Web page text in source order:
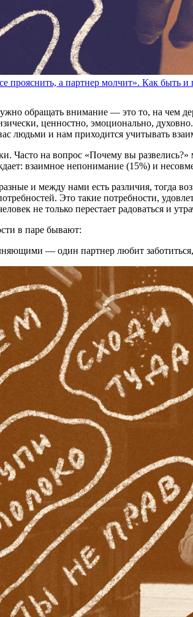
прояснить, а партнер молчит». Как быть
обращать внимание — это то, на чем
ценностно, эмоционально,
людьми и нам приходится учитывать
Часто на вопрос «Почему вы
взаимное непонимание (15%) и
и между нами есть различия, тогда
Это такие потребности,
не только перестает радоваться и
в паре бывают:
— один партнер любит